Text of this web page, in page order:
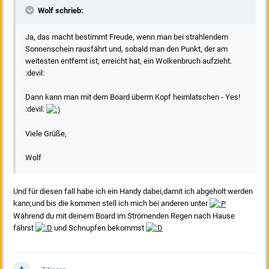
Wolf schrieb:
Ja, das macht bestimmt Freude, wenn man bei strahlendem
Sonnenschein rausfährt und, sobald man den Punkt, der am
weitesten entfernt ist, erreicht hat, ein Wolkenbruch aufzieht.
:devil:
Dann kann man mit dem Board überm Kopf heimlatschen - Yes!
:devil:
Viele Grüße,
Wolf
Und für diesen fall habe ich ein Handy dabei,damit ich abgeholt werden
kann,und bis die kommen stell ich mich bei anderen unter
Während du mit deinem Board im Strömenden Regen nach Hause
fährst
und Schnupfen bekommst